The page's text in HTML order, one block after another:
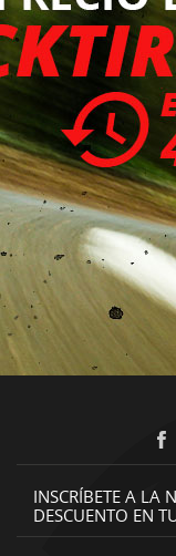
INSCRÍBETE A LA
DESCUENTO EN